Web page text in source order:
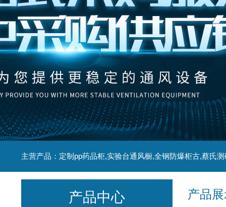
主营产品：定制pp药品柜,实验台通风橱,全钢防爆柜古,蔡氏
产品
产品中心